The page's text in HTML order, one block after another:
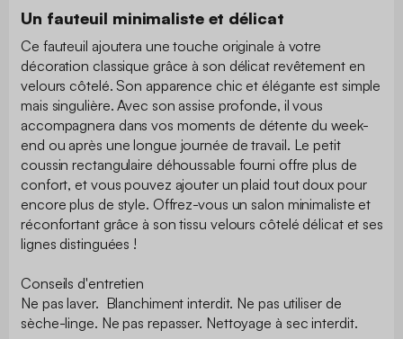
Un fauteuil minimaliste et délicat
Ce fauteuil ajoutera une touche originale à votre
décoration classique grâce à son délicat revêtement en
velours côtelé. Son apparence chic et élégante est simple
mais singulière. Avec son assise profonde, il vous
accompagnera dans vos moments de détente du week-
end ou après une longue journée de travail. Le petit
coussin rectangulaire déhoussable fourni offre plus de
confort, et vous pouvez ajouter un plaid tout doux pour
encore plus de style. Offrez-vous un salon minimaliste et
réconfortant grâce à son tissu velours côtelé délicat et ses
lignes distinguées !
Conseils d'entretien
Ne pas laver. Blanchiment interdit. Ne pas utiliser de
sèche-linge. Ne pas repasser. Nettoyage à sec interdit.